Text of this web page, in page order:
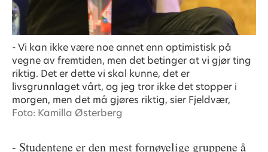
- Vi kan ikke være noe annet enn optimistisk på
vegne av fremtiden, men det betinger at vi gjør ting
riktig. Det er dette vi skal kunne, det er
livsgrunnlaget vårt, og jeg tror ikke det stopper i
morgen, men det må gjøres riktig, sier Fjeldvær,
Foto: Kamilla Østerberg
- Studentene er den mest fornøyelige gruppene å